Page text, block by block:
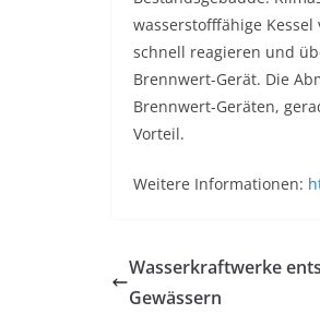
wasserstofffähige
schnell reagieren und
Brennwert-Gerät. Die
Brennwert-Geräten,
Vorteil.
Weitere Informationen:
Wasserkraftwerke
Gewässern